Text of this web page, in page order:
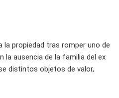
la propiedad tras romper uno de
la ausencia de la familia del ex
distintos objetos de valor,